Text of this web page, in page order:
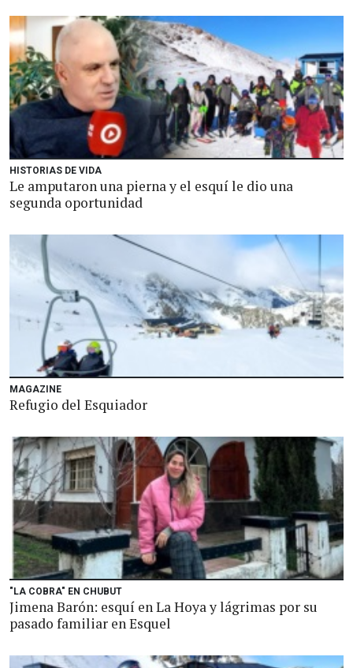
HISTORIAS DE VIDA
Le amputaron una pierna y el esquí le dio una
segunda oportunidad
MAGAZINE
Refugio del Esquiador
"LA COBRA" EN CHUBUT
Jimena Barón: esquí en La Hoya y lágrimas por su
pasado familiar en Esquel